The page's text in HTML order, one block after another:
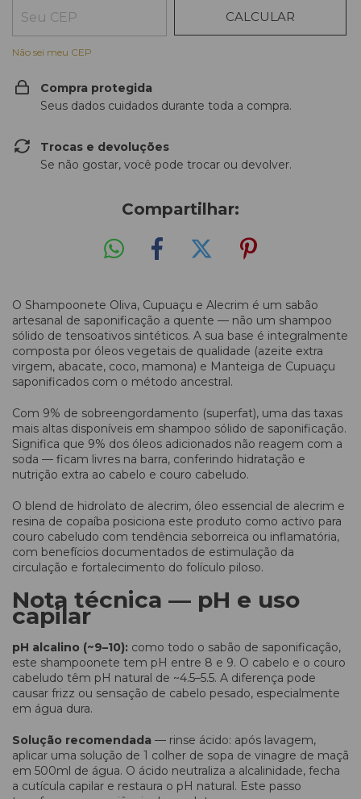
CALCULAR
Não sei meu CEP
Compra protegida
Seus dados cuidados durante toda a compra.
Trocas e devoluções
Se não gostar, você pode trocar ou devolver.
Compartilhar:
O Shampoonete Oliva, Cupuaçu e Alecrim é um sabão
artesanal de saponificação a quente — não um shampoo
sólido de tensoativos sintéticos. A sua base é integralmente
composta por óleos vegetais de qualidade (azeite extra
virgem, abacate, coco, mamona) e Manteiga de Cupuaçu
saponificados com o método ancestral.
Com 9% de sobreengordamento (superfat), uma das taxas
mais altas disponíveis em shampoo sólido de saponificação.
Significa que 9% dos óleos adicionados não reagem com a
soda — ficam livres na barra, conferindo hidratação e
nutrição extra ao cabelo e couro cabeludo.
O blend de hidrolato de alecrim, óleo essencial de alecrim e
resina de copaíba posiciona este produto como activo para
couro cabeludo com tendência seborreica ou inflamatória,
com benefícios documentados de estimulação da
circulação e fortalecimento do folículo piloso.
Nota técnica — pH e uso
capilar
pH alcalino (~9–10): como todo o sabão de saponificação,
este shampoonete tem pH entre 8 e 9. O cabelo e o couro
cabeludo têm pH natural de ~4.5–5.5. A diferença pode
causar frizz ou sensação de cabelo pesado, especialmente
em água dura.
Solução recomendada — rinse ácido: após lavagem,
aplicar uma solução de 1 colher de sopa de vinagre de maçã
em 500ml de água. O ácido neutraliza a alcalinidade, fecha
a cutícula capilar e restaura o pH natural. Este passo